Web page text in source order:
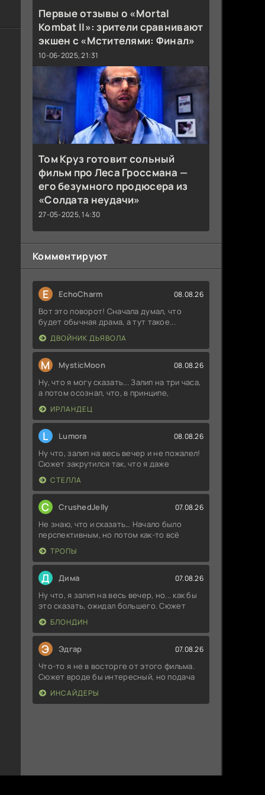
Первые отзывы о «Mortal
Kombat II»: зрители сравнивают
экшен с «Мстителями: Финал»
10-06-2025, 21:31
Том Круз готовит сольный
фильм про Леса Гроссмана —
его безумного продюсера из
«Солдата неудачи»
27-05-2025, 14:30
Комментируют
E EchoCharm 08.08.26
Вот это поворот! Сначала думал, что
будет обычная драма, а тут такое...
ДВОЙНИК ДЬЯВОЛА
M MysticMoon 08.08.26
Ну, что я могу сказать... Залип на три часа,
а потом осознал, что, в принципе,
ИРЛАНДЕЦ
L Lumora 08.08.26
Ну что, залип на весь вечер и не пожалел!
Сюжет закрутился так, что я даже
СТЕЛЛА
C CrushedJelly 07.08.26
Не знаю, что и сказать… Начало было
перспективным, но потом как-то всё
ТРОПЫ
Д Дима 07.08.26
Ну что, я залип на весь вечер, но... как бы
это сказать, ожидал большего. Сюжет
БЛОНДИН
Э Эдгар 07.08.26
Что-то я не в восторге от этого фильма.
Сюжет вроде бы интересный, но подача
ИНСАЙДЕРЫ